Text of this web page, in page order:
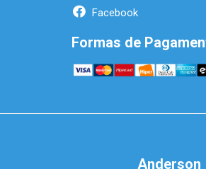
Facebook
Formas de
Anderson